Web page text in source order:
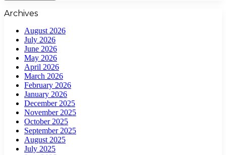
Archives
August 2026
July 2026
June 2026
May 2026
April 2026
March 2026
February 2026
January 2026
December 2025
November 2025
October 2025
September 2025
August 2025
July 2025